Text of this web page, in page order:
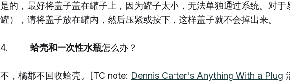
是的，最好将盖子盖在罐子上，因为罐子太小，无法单独通过系统。对于
罐），请将盖子放在罐内，然后压紧或按下，这样盖子就不会掉出来。
4. 蛤壳和一次性水瓶怎么办？
不，橘郡不回收蛤壳。[TC note: Dennis Carter's Anything With a Plug